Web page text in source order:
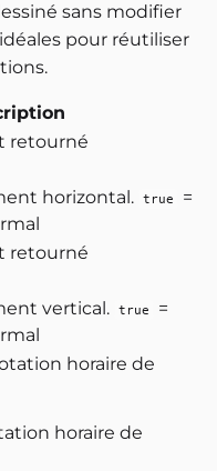
sans modifier
pour réutiliser
retourné
horizontal. true
=
retourné
vertical. true
=
horaire de
horaire de